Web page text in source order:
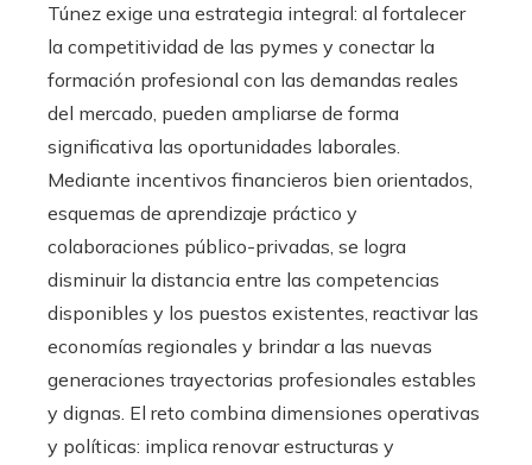
Túnez exige una estrategia integral: al fortalecer
la competitividad de las pymes y conectar la
formación profesional con las demandas reales
del mercado, pueden ampliarse de forma
significativa las oportunidades laborales.
Mediante incentivos financieros bien orientados,
esquemas de aprendizaje práctico y
colaboraciones público-privadas, se logra
disminuir la distancia entre las competencias
disponibles y los puestos existentes, reactivar las
economías regionales y brindar a las nuevas
generaciones trayectorias profesionales estables
y dignas. El reto combina dimensiones operativas
y políticas: implica renovar estructuras y